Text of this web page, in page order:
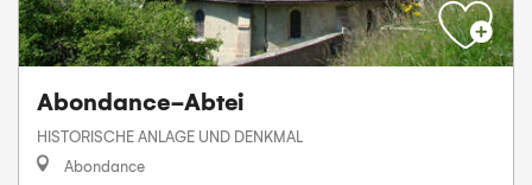
Abondance-Abtei
HISTORISCHE ANLAGE UND DENKMAL
Abondance